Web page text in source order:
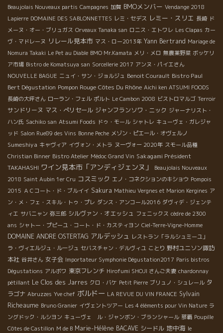
Beaujolais Nouveaux partis Campagnes 加賀 BMOメンバー Vendange 2018
Lapierre DOMAINE DES SABLONNETTES レミ・セデス レミー・スリエ 長崎 ド
メーヌ・オー・ブリュガス Orveaux Tanaka san ロニス・エトワレ Les Clapas カー
ヴ・マドレーヌ リレール見本市 マス・ロー2013年 Yann Bertrand Mariage de
Nomura Takaki Le Pet au Diable BMO Mr.Kamata メリ・メロ 無農薬野菜 ボッケリ
ア市場 Bistro de Komatsuya san Sorcellerie 2017 アンヌ・パイエさん
NOUVELLE BAGUE ニュイ・サン・ジョルジュ Benoit Courault Bistro Paul
Bert Dégustation Pompon Rouge Côtes Du Rhône Aichi ken ATSUMI FOODS
長崎の大坪さん ローラン・フェル ポルト Le Cambon 2008 ビストロマルゴ Terroir
サンドリーヌ マス・ぺリセール ジャンフランソワ・ニック ジャーナリスト・
ハン氏 Sachiko san Atsumi Foods ドゥ・モール シャトレ キューヴェ・ガレジャ
ッド Salon Rue89 des Vins Bonne Peche メゾン・ピエール・オヴェルノ
Sumeshiya キャヴィア イヴォン・メトラ ヌーヴォー 2020年 スモール品種
Christian Binner Bistro Atelier Médoc Grand Vin Sakagami Président
TAKAHASHI ワイン見本市「アンディジェンヌ」
Beaujolais Nouveaux
2018 Saint Aubin 1er Cru コスミック エノ・コネクションのキショウ Pompois
2015 ＡＣコート・ド・ブルイイ Sakura Mathieu Vergnes et Marion Kergines ア
ン・メ・フェ・スキル・トゥ・プレ ダンス・アンコール2016 ダヴィデ・ジェンテ
ィエ サバニャン 弥三郎 シルヴァン・オエッシュ フェニックス cèdre de 2300
ans シャトー・プピーユ・コート・ド・カスティヨン Ciel-Terre-Vigne-Homme
DOMAINE ANDRE OSTERTAG アルデッシュ レストラン「ラルシュミーユ」
ラ・ヴィエルジュ・ルージュ セバスチャン・デルヴィユ ことり 野村ユニソン諏訪
本社 谷井さん 女子会 Importateur Symphonie Dégustation2017 Paris bistros
Dégustations アルボワ 東京フレンチ Hirofumi SHOJI さんご夫妻 chardonnay
pétillant Le Clos des Jarres クロ・バケ Petit Pierre ブリュノ・シュレール タ
ラゴナ Abruzzes Yve chef ボルドー LA REVUE DU VIN FRANCE Sylvain
Richeaume Bruno Granier イヴェントツアー Les 4 éléments pour Vin Nature ラ
ングドック・ルシヨン キューヴェ ル・ジャンボン・ブランシャール 那覇 Poupille
Côtes de Castillon M de B Marie-Hélène BACAVE シードル 地中海 le